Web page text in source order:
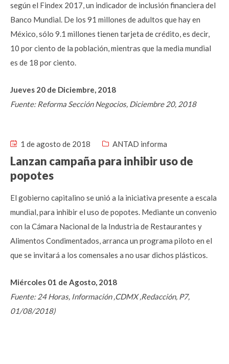
según el Findex 2017, un indicador de inclusión financiera del
Banco Mundial. De los 91 millones de adultos que hay en
México, sólo 9.1 millones tienen tarjeta de crédito, es decir,
10 por ciento de la población, mientras que la media mundial
es de 18 por ciento.
Jueves 20 de Diciembre, 2018
Fuente: Reforma Sección Negocios, Diciembre 20, 2018
1 de agosto de 2018 ANTAD informa
Lanzan campaña para inhibir uso de
popotes
El gobierno capitalino se unió a la iniciativa presente a escala
mundial, para inhibir el uso de popotes. Mediante un convenio
con la Cámara Nacional de la Industria de Restaurantes y
Alimentos Condimentados, arranca un programa piloto en el
que se invitará a los comensales a no usar dichos plásticos.
Miércoles 01 de Agosto, 2018
Fuente: 24 Horas, Información ,CDMX ,Redacción, P7,
01/08/2018)